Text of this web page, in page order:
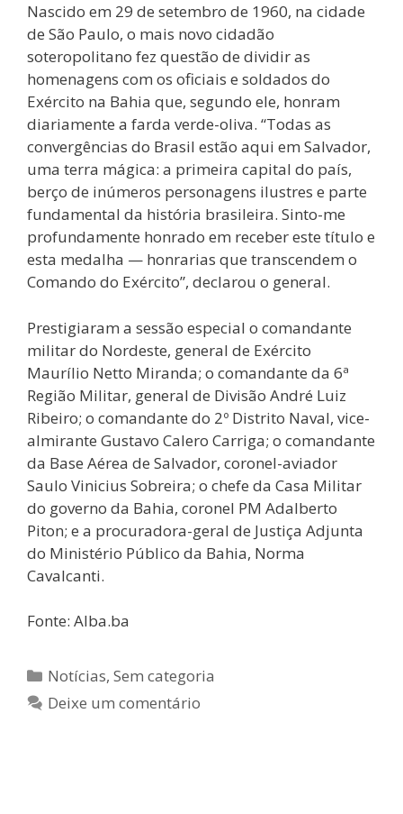
Nascido em 29 de setembro de 1960, na cidade
de São Paulo, o mais novo cidadão
soteropolitano fez questão de dividir as
homenagens com os oficiais e soldados do
Exército na Bahia que, segundo ele, honram
diariamente a farda verde-oliva. “Todas as
convergências do Brasil estão aqui em Salvador,
uma terra mágica: a primeira capital do país,
berço de inúmeros personagens ilustres e parte
fundamental da história brasileira. Sinto-me
profundamente honrado em receber este título e
esta medalha — honrarias que transcendem o
Comando do Exército”, declarou o general.
Prestigiaram a sessão especial o comandante
militar do Nordeste, general de Exército
Maurílio Netto Miranda; o comandante da 6ª
Região Militar, general de Divisão André Luiz
Ribeiro; o comandante do 2º Distrito Naval, vice-
almirante Gustavo Calero Carriga; o comandante
da Base Aérea de Salvador, coronel-aviador
Saulo Vinicius Sobreira; o chefe da Casa Militar
do governo da Bahia, coronel PM Adalberto
Piton; e a procuradora-geral de Justiça Adjunta
do Ministério Público da Bahia, Norma
Cavalcanti.
Fonte: Alba.ba
Notícias,Sem categoria
Deixe um comentário